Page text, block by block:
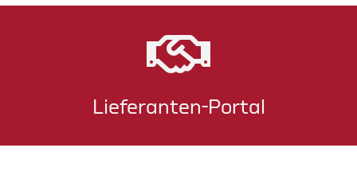
Lieferanten-Portal